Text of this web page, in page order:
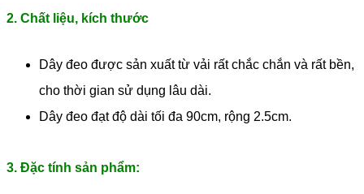
2. Chất liệu, kích thước
Dây đeo được sản xuất từ vải rất chắc chắn và rất bền,
cho thời gian sử dụng lâu dài.
Dây đeo đạt độ dài tối đa 90cm, rộng 2.5cm.
3. Đặc tính sản phẩm: